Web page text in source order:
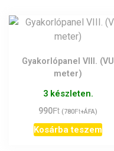
Gyakorlópanel VIII. (VU
meter)
3 készleten.
990Ft (780Ft+ÁFA)
Kosárba teszem